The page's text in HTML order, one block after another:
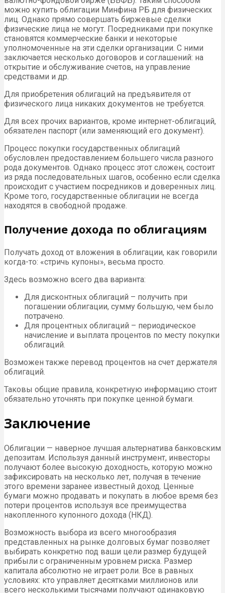
можно купить облигации Минфина РБ для физических
лиц. Однако прямо совершать биржевые сделки
физические лица не могут. Посредниками при покупке
становятся коммерческие банки и некоторые
уполномоченные на эти сделки организации. С ними
заключается несколько договоров и соглашений: на
открытие и обслуживание счетов, на управление
средствами и др.
Для приобретения облигаций на предъявителя от
физического лица никаких документов не требуется.
Для всех прочих вариантов, кроме интернет-облигаций,
обязателен паспорт (или заменяющий его документ).
Процесс покупки государственных облигаций
обусловлен предоставлением большего числа разного
рода документов. Однако процесс этот сложен, состоит
из ряда последовательных шагов, особенно если сделка
происходит с участием посредников и доверенных лиц.
Кроме того, государственные облигации не всегда
находятся в свободной продаже.
Получение дохода по облигациям
Получать доход от вложения в облигации, как говорили
когда-то: «стричь купоны», весьма просто.
Здесь возможно всего два варианта:
Для дисконтных облигаций – получить при
погашении облигации, сумму большую, чем было
потрачено.
Для процентных облигаций – периодическое
начисление и выплата процентов по месту покупки
облигаций.
Возможен также перевод процентов на счет держателя
облигаций.
Таковы общие правила, конкретную информацию стоит
обязательно уточнять при покупке ценной бумаги.
Заключение
Облигации — наверное лучшая альтернатива банковским
депозитам. Используя данный инструмент, инвесторы
получают более высокую доходность, которую можно
зафиксировать на несколько лет, получая в течение
этого времени заранее известный доход. Ценные
бумаги можно продавать и покупать в любое время без
потери процентов используя все преимущества
накопленного купонного дохода (НКД).
Возможность выбора из всего многообразия
представленных на рынке долговых бумаг позволяет
выбирать конкретно под ваши цели размер будущей
прибыли с ограниченным уровнем риска. Размер
капитала абсолютно не играет роли. Все в равных
условиях: кто управляет десятками миллионов или
всего несколькими тысячами получают одинаковую